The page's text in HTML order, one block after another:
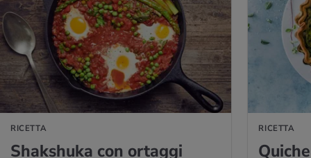
RICETTA
Shak­shu­ka con or­tag­gi
RICETTA
RICETTA
VAI ALLA